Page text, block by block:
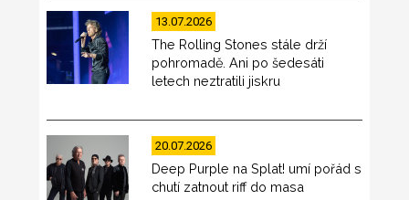
13.07.2026
The Rolling Stones stále drží
pohromadě. Ani po šedesáti
letech neztratili jiskru
20.07.2026
Deep Purple na Splat! umí pořád s
chutí zatnout riff do masa